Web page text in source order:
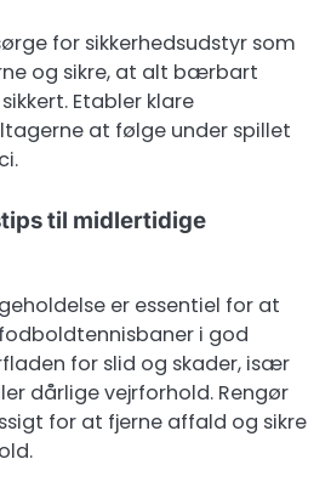
for sikkerhedsudstyr som
og sikre, at alt bærbart
Etabler klare
at følge under spillet
til midlertidige
er essentiel for at
i god
for slid og skader, især
dårlige vejrforhold. Rengør
for at fjerne affald og sikre